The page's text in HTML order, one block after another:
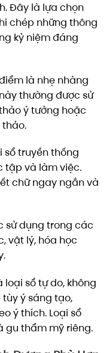
Đây là lựa chọn
chép những thông
kỷ niệm đáng
là nhẹ nhàng
thường được sử
ý tưởng hoặc
sổ truyền thống
tập và làm việc.
chữ ngay ngắn và
sử dụng trong các
vật lý, hóa học
sổ tự do, không
ý sáng tạo,
ý thích. Loại sổ
gu thẩm mỹ riêng.